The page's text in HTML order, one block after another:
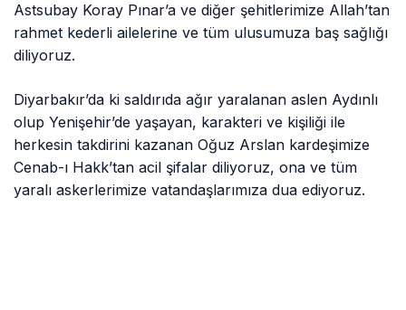
Astsubay Koray Pınar’a ve diğer şehitlerimize Allah’tan
rahmet kederli ailelerine ve tüm ulusumuza baş sağlığı
diliyoruz.
Diyarbakır’da ki saldırıda ağır yaralanan aslen Aydınlı
olup Yenişehir’de yaşayan, karakteri ve kişiliği ile
herkesin takdirini kazanan Oğuz Arslan kardeşimize
Cenab-ı Hakk’tan acil şifalar diliyoruz, ona ve tüm
yaralı askerlerimize vatandaşlarımıza dua ediyoruz.